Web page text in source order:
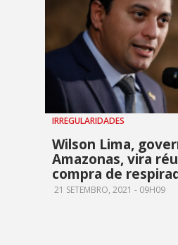
IRREGULARIDADES
Wilson Lima,
Amazonas, vira
compra de
21 SETEMBRO, 2021 - 09H09